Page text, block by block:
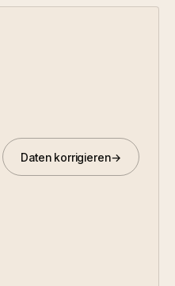
Daten korrigieren→